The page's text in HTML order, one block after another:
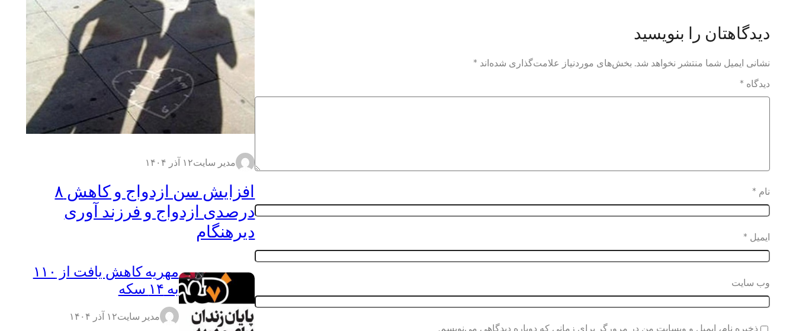
دیدگاهتان را بنویسید
نشانی ایمیل شما منتشر نخواهد شد. بخش‌های موردنیاز علامت‌گذاری شده‌اند *
دیدگاه *
نام *
ایمیل *
وب‌ سایت
ذخیره نام، ایمیل و وبسایت من در مرورگر برای زمانی که دوباره دیدگاهی می‌نویسم.
مدیر سایت۱۲ آذر ۱۴۰۴
افزایش سن ازدواج و کاهش ۸
درصدی ازدواج و فرزند آوری
دیرهنگام
مهریه کاهش یافت از ۱۱۰
به ۱۴ سکه
مدیر سایت۱۲ آذر ۱۴۰۴